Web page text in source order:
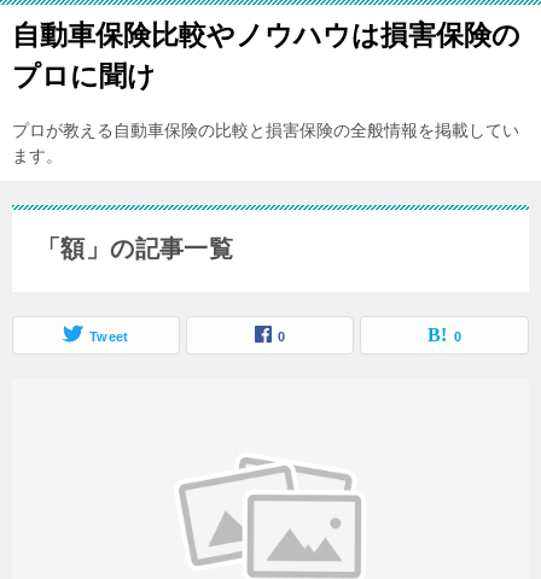
自動車保険比較やノウハウは損害保険の
プロに聞け
プロが教える自動車保険の比較と損害保険の全般情報を掲載してい
ます。
「額」の記事一覧
Tweet 0 0